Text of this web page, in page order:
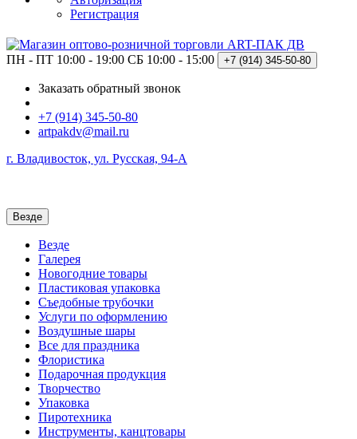
Регистрация
ПН - ПТ 10:00 - 19:00 СБ 10:00 - 15:00 +7 (914) 345-50-80
Заказать обратный звонок
+7 (914) 345-50-80
artpakdv@mail.ru
г. Владивосток, ул. Русская, 94-А
Везде
Везде
Галерея
Новогодние товары
Пластиковая упаковка
Съедобные трубочки
Услуги по оформлению
Воздушные шары
Все для праздника
Флористика
Подарочная продукция
Творчество
Упаковка
Пиротехника
Инструменты, канцтовары